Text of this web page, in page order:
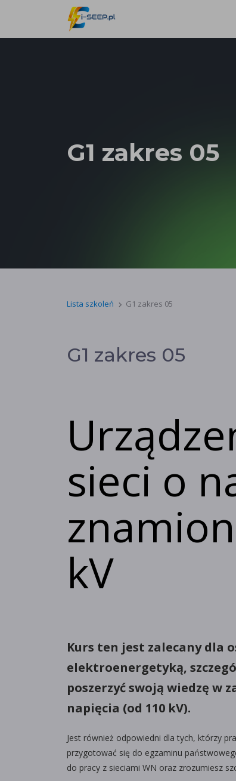
G1 zakres 05
Lista szkoleń G1 zakres 05
G1 zakres 05
sieci o
kV
Kurs ten jest zalecany dla
elektroenergetyką,
poszerzyć swoją wiedzę w
napięcia (od 110 kV).
Jest również odpowiedni dla tych, którzy
przygotować się do egzaminu
do pracy z sieciami WN oraz zrozumiesz